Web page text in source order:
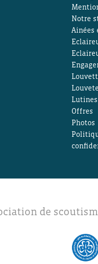
Notre
Ainées
Offres
Photos
de